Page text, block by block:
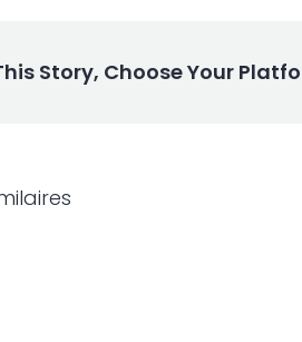
Story, Choose Your